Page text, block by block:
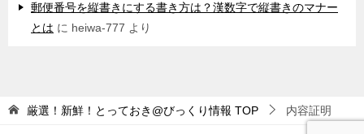
郵便番号を縦書きにする書き方は？漢数字で縦書きのマナー
とは に heiwa-777 より
厳選！新鮮！とっておき@びっくり情報 TOP 内容証明